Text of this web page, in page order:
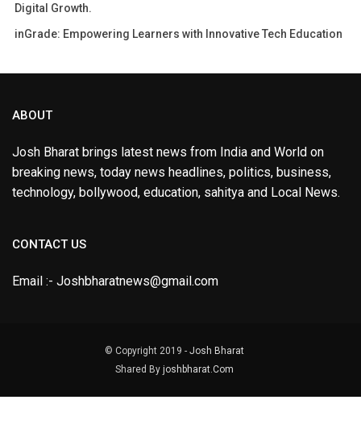
Digital Growth.
inGrade: Empowering Learners with Innovative Tech Education
ABOUT
Josh Bharat brings latest news from India and World on
breaking news, today news headlines, politics, business,
technology, bollywood, education, sahitya and Local News.
CONTACT US
Email :- Joshbharatnews@gmail.com
© Copyright 2019 - Josh Bharat
Shared By joshbharat.Com